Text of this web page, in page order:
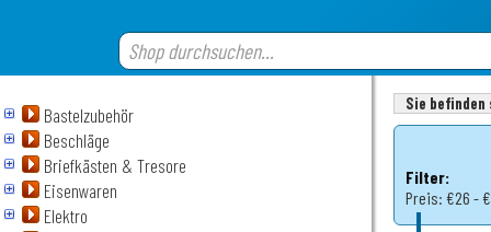
Bastelzubehör
Beschläge
Briefkästen & Tresore
Eisenwaren
Elektro
Sie
Filter:
Preis: €26 -